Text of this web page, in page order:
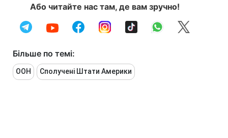
Або читайте нас там, де вам зручно!
Більше по темі:
ООН Сполучені Штати Америки